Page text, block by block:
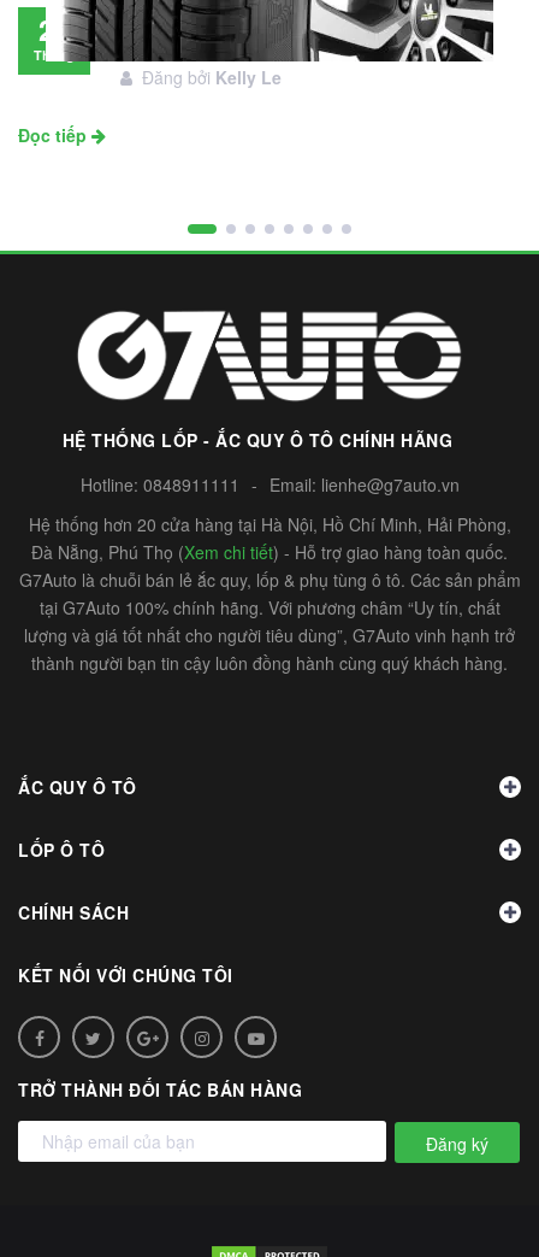
28
Tháng
Đánh giá lốp Michelin Primacy SUV: Đáng
đầu tư không?
Đăng bởi Kelly Le
Đọc tiếp
HỆ THỐNG LỐP - ẮC QUY Ô TÔ CHÍNH HÃNG
Hotline: 0848911111 - Email: lienhe@g7auto.vn
Hệ thống hơn 20 cửa hàng tại Hà Nội, Hồ Chí Minh, Hải Phòng,
Đà Nẵng, Phú Thọ (Xem chi tiết) - Hỗ trợ giao hàng toàn quốc.
G7Auto là chuỗi bán lẻ ắc quy, lốp & phụ tùng ô tô. Các sản phẩm
tại G7Auto 100% chính hãng. Với phương châm “Uy tín, chất
lượng và giá tốt nhất cho người tiêu dùng”, G7Auto vinh hạnh trở
thành người bạn tin cậy luôn đồng hành cùng quý khách hàng.
ẮC QUY Ô TÔ
LỐP Ô TÔ
CHÍNH SÁCH
KẾT NỐI VỚI CHÚNG TÔI
TRỞ THÀNH ĐỐI TÁC BÁN HÀNG
Đăng ký